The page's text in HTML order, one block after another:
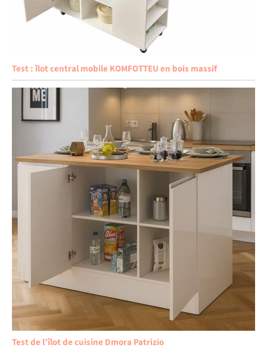
Test : îlot central mobile KOMFOTTEU en bois massif
Test de l’îlot de cuisine Dmora Patrizio